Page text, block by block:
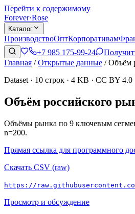
Перейти к содержимому
Forever·Rose
Каталог
ПроизводствоОптКорпоративам
+7 985 175-99-24
Главная / Открытые данные /Объём
Dataset · 10 строк · 4 KB · CC BY 4.0
Объём российского
Объёмы рынка по 9 ключевым
n=200.
Прямая ссылка для программного
Скачать CSV (raw)
https://
Просмотр и обсуждение